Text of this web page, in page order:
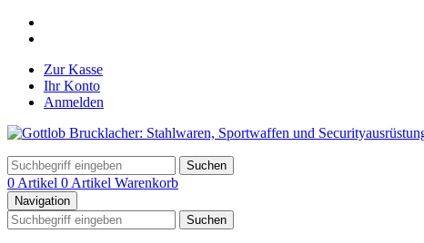
Zur Kasse
Ihr Konto
Anmelden
Suchen
0 Artikel 0 Artikel Warenkorb
Navigation
Suchen